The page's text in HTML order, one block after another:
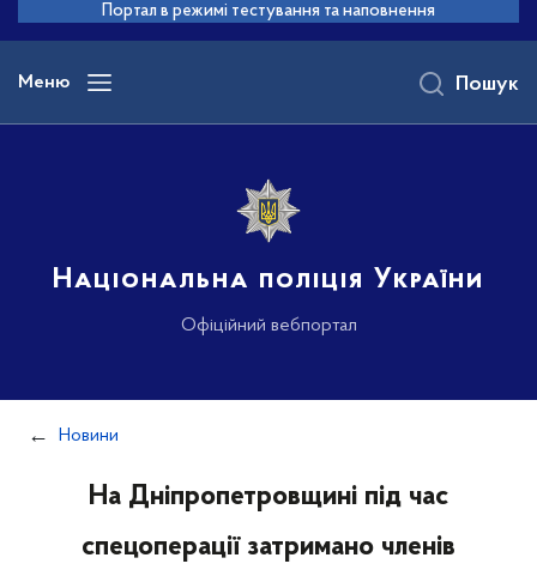
основного
вмісту
Портал в режимі тестування та наповнення
Меню
Національна поліція України
Офіційний вебпортал
Пошук
Новини
На Дніпропетровщині під час
спецоперації затримано членів